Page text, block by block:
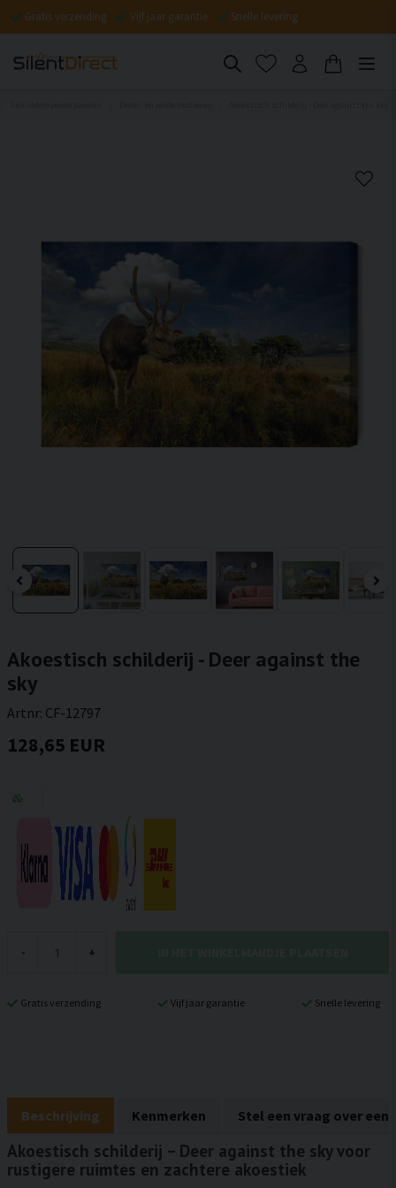
Gratis verzending Vijf jaar garantie Snelle levering
Akoestisch schilderij - Deer against the
sky
Artnr: CF-12797
128,65 EUR
- +
Gratis verzending Vijf jaar garantie Snelle levering
Beschrijving Kenmerken Stel een vraag over een
Akoestisch schilderij – Deer against the sky voor
rustigere ruimtes en zachtere akoestiek